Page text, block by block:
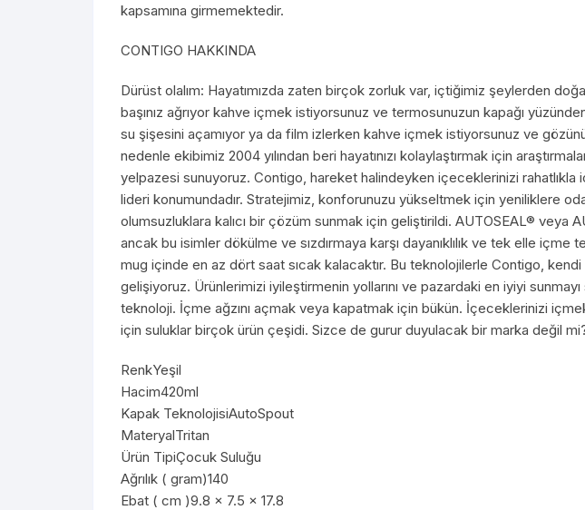
kapsamına girmemektedir.
CONTIGO HAKKINDA
Dürüst olalım: Hayatımızda zaten birçok zorluk var, içtiğimiz şeylerden
başınız ağrıyor kahve içmek istiyorsunuz ve termosunuzun kapağı
su şişesini açamıyor ya da film izlerken kahve içmek istiyorsunuz ve
nedenle ekibimiz 2004 yılından beri hayatınızı kolaylaştırmak için
yelpazesi sunuyoruz. Contigo, hareket halindeyken içeceklerinizi rahatlıkla
lideri konumundadır. Stratejimiz, konforunuzu yükseltmek için yeniliklere
olumsuzluklara kalıcı bir çözüm sunmak için geliştirildi. AUTOSEAL®
ancak bu isimler dökülme ve sızdırmaya karşı dayanıklılık ve tek elle
mug içinde en az dört saat sıcak kalacaktır. Bu teknolojilerle Contigo,
gelişiyoruz. Ürünlerimizi iyileştirmenin yollarını ve pazardaki en iyiyi
teknoloji. İçme ağzını açmak veya kapatmak için bükün. İçeceklerinizi
için suluklar birçok ürün çeşidi. Sizce de gurur duyulacak bir marka değil
RenkYeşil
Hacim420ml
Kapak TeknolojisiAutoSpout
MateryalTritan
Ürün TipiÇocuk Suluğu
Ağrılık ( gram)140
Ebat ( cm )9.8 x 7.5 x 17.8